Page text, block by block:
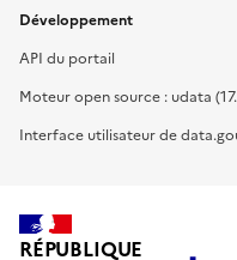
Développement
API du portail
Moteur open source : udata
Interface utilisateur de
RÉPUBLIQUE